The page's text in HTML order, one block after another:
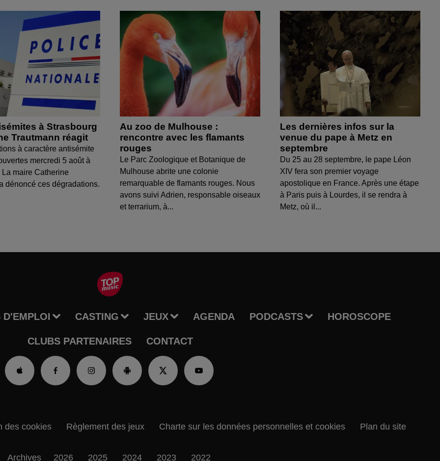
à Strasbourg
Trautmann réagit
à caractère antisémite
mercredi 5 août à
La maire Catherine
dénoncé ces dégradations.
Au zoo de Mulhouse :
rencontre avec les flamants
rouges
Le Parc Zoologique et Botanique de
Mulhouse abrite une colonie
remarquable de flamants rouges. Nous
avons suivi Adrien, responsable oiseaux
et terrarium, à...
Les dernières infos sur la
venue du pape à Metz en
septembre
Du 25 au 28 septembre, le pape Léon
XIV fera son premier voyage
apostolique en France. Après une étape
à Paris puis à Lourdes, il se rendra à
Metz, où il...
D'EMPLOI CASTING JEUX AGENDA PODCASTS HOROSCOPE
CLUBS PARTENAIRES CONTACT
des cookies Règlement des jeux Charte sur les données personnelles et cookies Plan du site
Archives 2026 2025 2024 2023 2022